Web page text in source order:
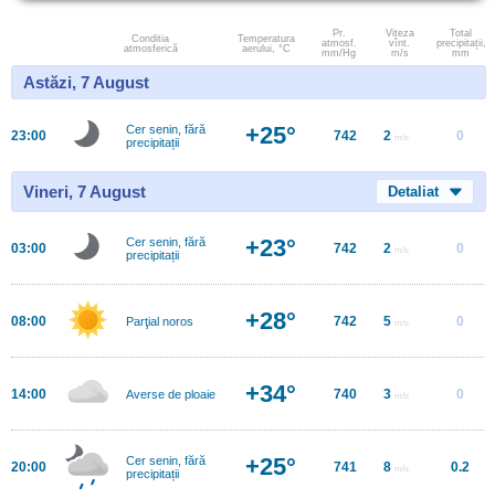
Conditia
atmosferică
Temperatura
aerului, °C
Pr.
atmosf.
mm/Hg
Viteza
vînt.
m/s
Total
precipitații,
mm
Astăzi, 7 August
23:00
Cer senin, fără
precipitații
+25° 742 2 m/s 0
Vineri, 7 August Detaliat
03:00
Cer senin, fără
precipitații
+23° 742 2 m/s 0
08:00 Parţial noros +28° 742 5 m/s 0
14:00 Averse de ploaie +34° 740 3 m/s 0
20:00
Cer senin, fără
precipitații
+25° 741 8 m/s 0.2